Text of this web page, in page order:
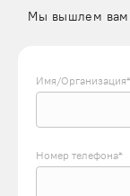
Мы вышлем вам
Имя/Организация*
Номер телефона*